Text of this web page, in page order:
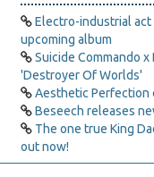
Electro-industrial
upcoming album
Suicide Commando
'Destroyer Of Worlds'
Aesthetic Perfection
Beseech releases
The one true King
out now!